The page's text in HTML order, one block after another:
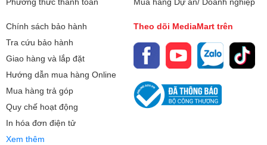
Chính sách bảo hành
Tra cứu bảo hành
Giao hàng và lắp đặt
Hướng dẫn mua hàng Online
Mua hàng trả góp
Quy chế hoạt động
In hóa đơn điện tử
Xem thêm
Theo dõi MediaMart trên